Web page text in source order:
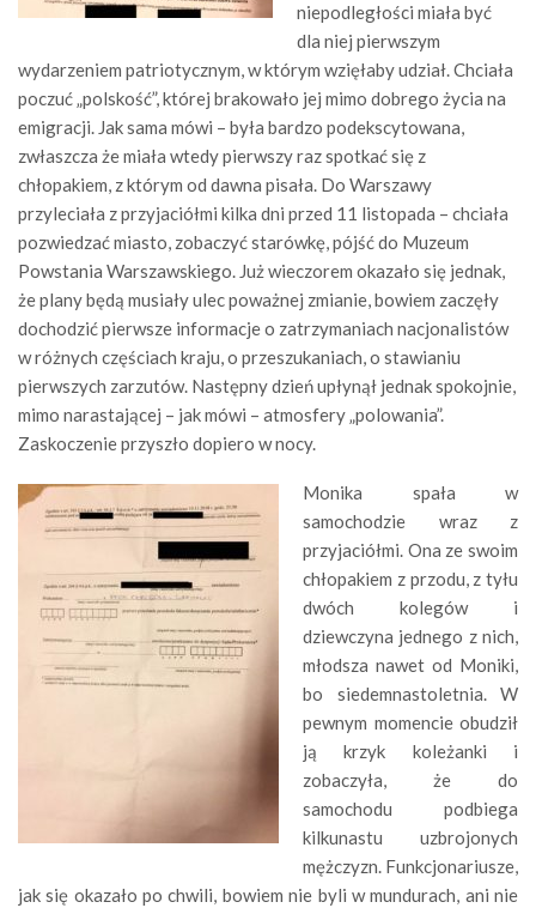
niepodległości miała być
dla niej pierwszym
wydarzeniem patriotycznym, w którym wzięłaby udział. Chciała
poczuć „polskość”, której brakowało jej mimo dobrego życia na
emigracji. Jak sama mówi – była bardzo podekscytowana,
zwłaszcza że miała wtedy pierwszy raz spotkać się z
chłopakiem, z którym od dawna pisała. Do Warszawy
przyleciała z przyjaciółmi kilka dni przed 11 listopada – chciała
pozwiedzać miasto, zobaczyć starówkę, pójść do Muzeum
Powstania Warszawskiego. Już wieczorem okazało się jednak,
że plany będą musiały ulec poważnej zmianie, bowiem zaczęły
dochodzić pierwsze informacje o zatrzymaniach nacjonalistów
w różnych częściach kraju, o przeszukaniach, o stawianiu
pierwszych zarzutów. Następny dzień upłynął jednak spokojnie,
mimo narastającej – jak mówi – atmosfery „polowania”.
Zaskoczenie przyszło dopiero w nocy.
Monika spała w
samochodzie wraz z
przyjaciółmi. Ona ze swoim
chłopakiem z przodu, z tyłu
dwóch kolegów i
dziewczyna jednego z nich,
młodsza nawet od Moniki,
bo siedemnastoletnia. W
pewnym momencie obudził
ją krzyk koleżanki i
zobaczyła, że do
samochodu podbiega
kilkunastu uzbrojonych
mężczyzn. Funkcjonariusze,
jak się okazało po chwili, bowiem nie byli w mundurach, ani nie